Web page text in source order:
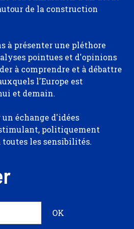
de la construction
à présenter une pléthore
pointues et d'opinions
à comprendre et à débattre
l'Europe est
et demain.
échange d'idées
politiquement
les sensibilités.